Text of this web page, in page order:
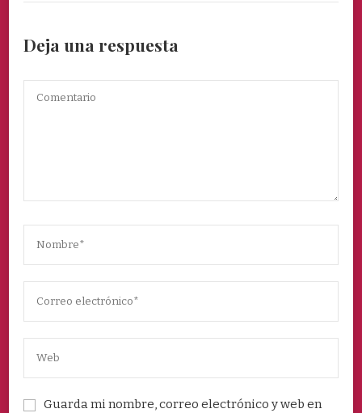
Deja una respuesta
Guarda mi nombre, correo electrónico y web en